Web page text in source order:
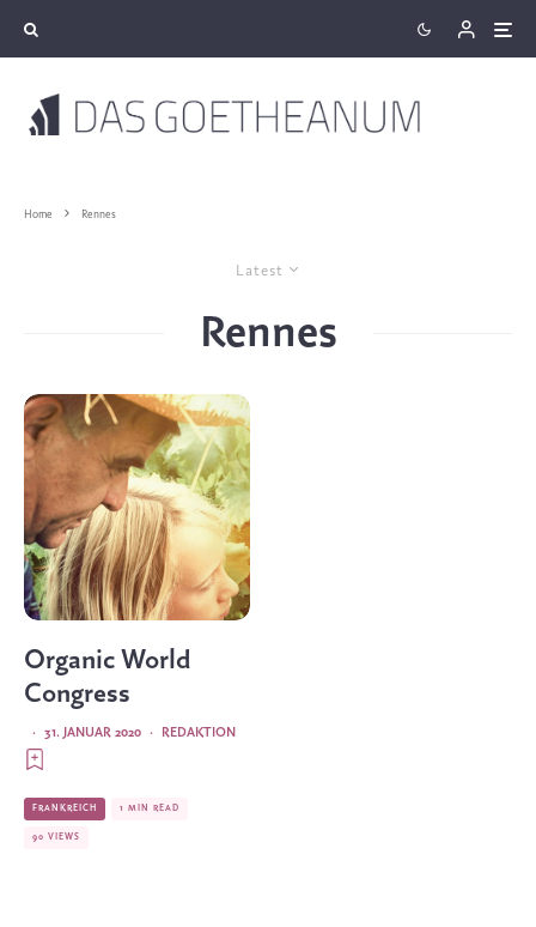
Home Rennes
Latest
Rennes
Organic World
Congress
REDAKTION
·
31. JANUAR 2020
·
FRANKREICH 1 MIN READ
90 VIEWS